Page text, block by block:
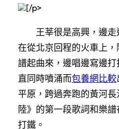
[/p>
王莘很是高興，邊走
在從北京回程的火車上
譜起曲來，邊唱邊寫邊
直同時噴涌而包養網比較
平原，跨過奔跑的黃河
陸》的第一段歌詞和樂
打鐵。